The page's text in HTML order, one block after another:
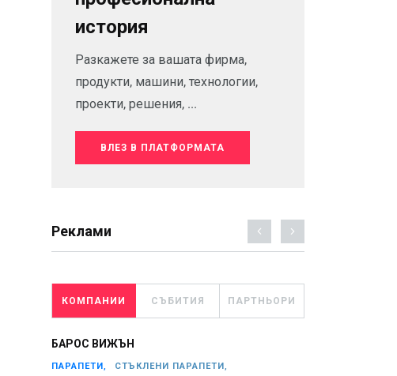
история
Разкажете за вашата фирма,
продукти, машини, технологии,
проекти, решения, ...
ВЛЕЗ В ПЛАТФОРМАТА
Реклами
КОМПАНИИ СЪБИТИЯ ПАРТНЬОРИ
БАРОС ВИЖЪН
ПАРАПЕТИ,
СТЪКЛЕНИ ПАРАПЕТИ,